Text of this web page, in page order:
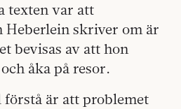
texten var att
skriver om är
bevisas av att hon
åka på resor.
är att problemet